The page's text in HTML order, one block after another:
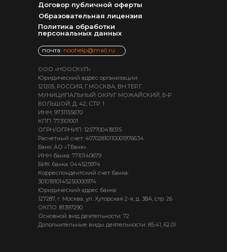
ООО «НООСКУЛ»
Юридический адрес организации:
121205, РОССИЯ, Г.МОСКВА, ВН.ТЕР.Г.
МУНИЦИПАЛЬНЫЙ ОКРУГ МОЖАЙСКИЙ, Б-Р
БОЛЬШОЙ, Д. 42, СТР. 1
ИНН: 9731155670
КПП: 773101001
ОГРН/ОГРНИП: 1257700418315
Расчетный счет: 40702810110001976634
Банк: АО «ТБанк»
ИНН банка: 7710140679
БИК банка: 044525974
Корреспондентский счет банка:
30101810145250000974
Юридический адрес банка:
127287, г. Москва, ул. Хуторская 2-я, д. 38А, стр. 26
ОКПО: 81397290
Основной вид деятельности: 72
Дополнительные виды деятельности: 85.41, 62.01
почта: noohelp@mail.ru
Образовательная лицензия
Договор публичной оферты
Политика обработки
персональных данных